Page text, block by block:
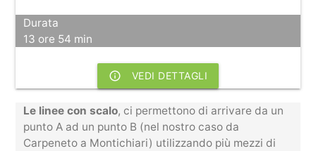
Durata
13 ore 54 min
info_outline VEDI DETTAGLI
Le linee con scalo, ci permettono di arrivare da un
punto A ad un punto B (nel nostro caso da
Carpeneto a Montichiari) utilizzando più mezzi di